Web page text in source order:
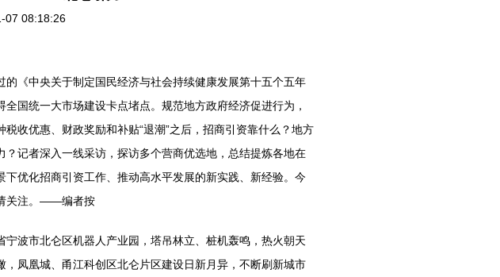
07 08:18:26
《中央关于制定国民经济与社会持续健康发展第十五个五年
国统一大市场建设卡点堵点。规范地方政府经济促进行为，
收优惠、财政奖励和补贴“退潮”之后，招商引资靠什么？地方
？记者深入一线采访，探访多个营商优选地，总结提炼各地在
下优化招商引资工作、推动高水平发展的新实践、新经验。今
关注。——编者按
波市北仑区机器人产业园，塔吊林立、桩机轰鸣，热火朝天
，凤凰城、甬江科创区北仑片区建设日新月异，不断刷新城市